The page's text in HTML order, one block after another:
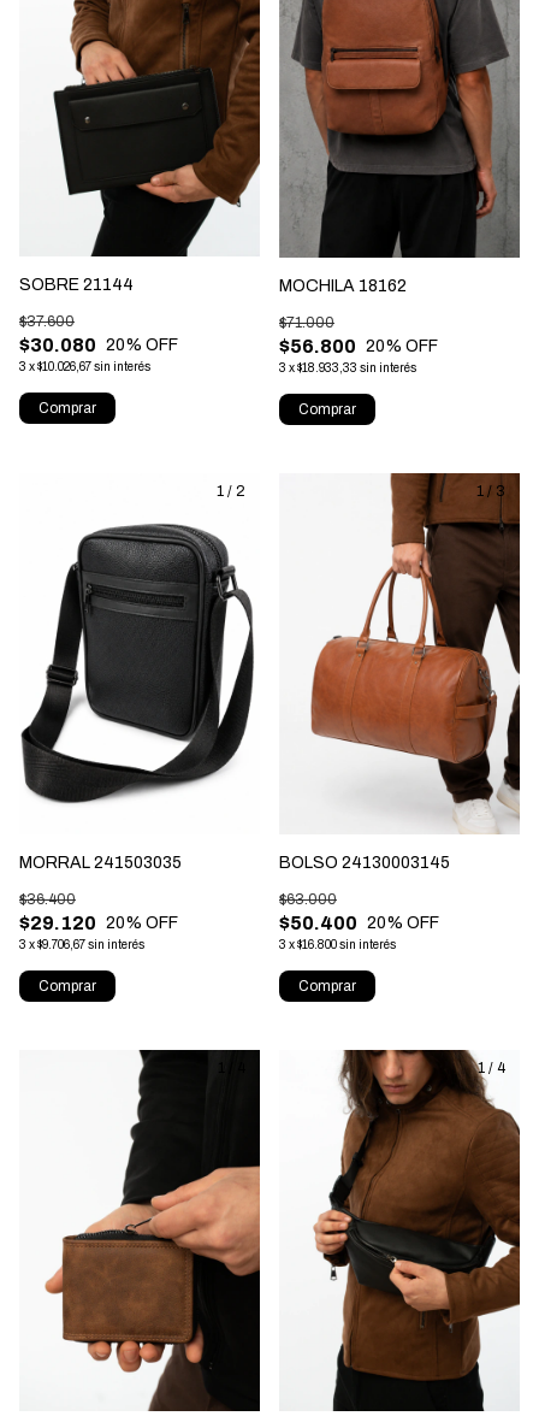
SOBRE 21144
$30.080
$37.600
20% OFF
3 x$10.026,67sin interés
Comprar
MOCHILA 18162
$56.800
$71.000
20% OFF
3 x$18.933,33 sin interés
Comprar
1 / 2
MORRAL 241503035
$29.120
$36.400
20% OFF
3 x$9.706,67sin interés
Comprar
1 / 3
BOLSO 24130003145
$50.400
$63.000
20% OFF
3 x$16.800sin interés
Comprar
1 / 4